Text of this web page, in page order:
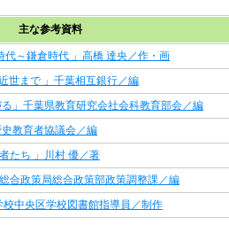
主な参考資料
～鎌倉時代 」高橋 達央／作・画
世まで 」千葉相互銀行／編
」千葉県教育研究会社会科教育部会／編
史教育者協議会／編
たち 」川村 優／著
合政策局総合政策部政策調整課／編
校中央区学校図書館指導員／制作